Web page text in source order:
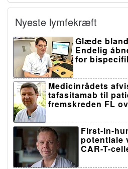
Nyeste lymfekræft
Glæde
Endelig
for
Medicinrådets
tafasitamab til
fremskreden FL
First-in-
potentiale
CAR-T-